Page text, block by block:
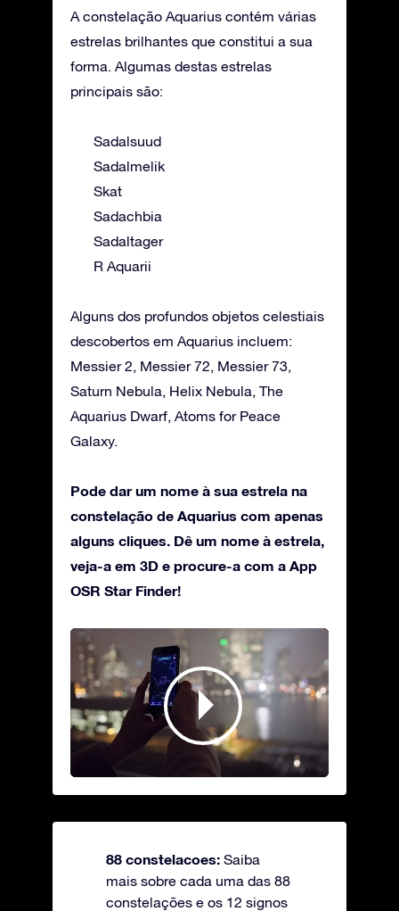
A constelação Aquarius contém várias
estrelas brilhantes que constitui a sua
forma. Algumas destas estrelas
principais são:
Sadalsuud
Sadalmelik
Skat
Sadachbia
Sadaltager
R Aquarii
Alguns dos profundos objetos celestiais
descobertos em Aquarius incluem:
Messier 2, Messier 72, Messier 73,
Saturn Nebula, Helix Nebula, The
Aquarius Dwarf, Atoms for Peace
Galaxy.
Pode dar um nome à sua estrela na
constelação de Aquarius com apenas
alguns cliques. Dê um nome à estrela,
veja-a em 3D e procure-a com a App
OSR Star Finder!
88 constelacoes: Saiba
mais sobre cada uma das 88
constelações e os 12 signos